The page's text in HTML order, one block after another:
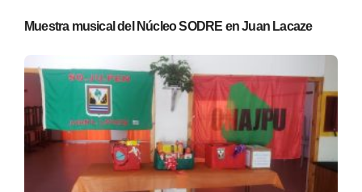
Muestra musical del Núcleo SODRE en Juan Lacaze